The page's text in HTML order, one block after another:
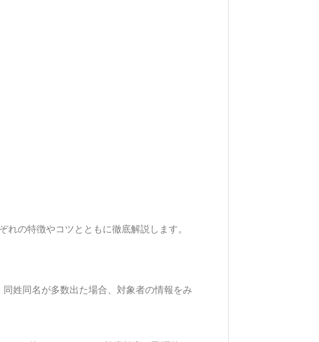
の特徴やコツとともに徹底解説します。
姓同名が多数出た場合、対象者の情報をみ